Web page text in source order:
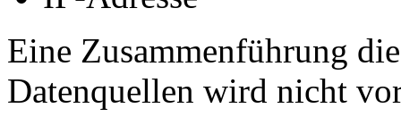
Eine Zusammenführung
Datenquellen wird nicht